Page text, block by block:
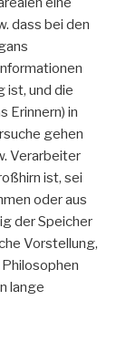
dass bei den
ist, und die
Erinnern) in
gehen
Verarbeiter
ist, sei
oder aus
der Speicher
Vorstellung,
lange